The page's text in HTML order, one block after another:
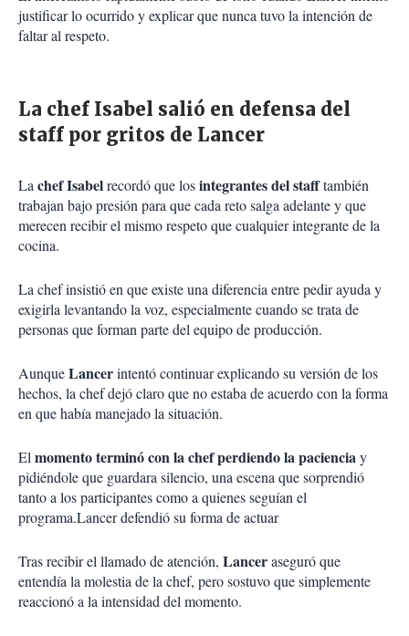
justificar lo ocurrido y explicar que nunca tuvo la intención de
faltar al respeto.
La chef Isabel salió en defensa del
staff por gritos de Lancer
Lachef Isabelrecordó que losintegrantes del stafftambién
trabajan bajo presión para que cada reto salga adelante y que
merecen recibir el mismo respeto que cualquier integrante de la
cocina.
La chef insistió en que existe una diferencia entre pedir ayuda y
exigirla levantando la voz, especialmente cuando se trata de
personas que forman parte del equipo de producción.
AunqueLancerintentó continuar explicando su versión de los
hechos, la chef dejó claro que no estaba de acuerdo con la forma
en que había manejado la situación.
Elmomento terminó con la chef perdiendo la pacienciay
pidiéndole que guardara silencio, una escena que sorprendió
tanto a los participantes como a quienes seguían el
programa.Lancer defendió su forma de actuar
Tras recibir el llamado de atención, Lanceraseguró que
entendía la molestia de la chef, pero sostuvo que simplemente
reaccionó a la intensidad del momento.